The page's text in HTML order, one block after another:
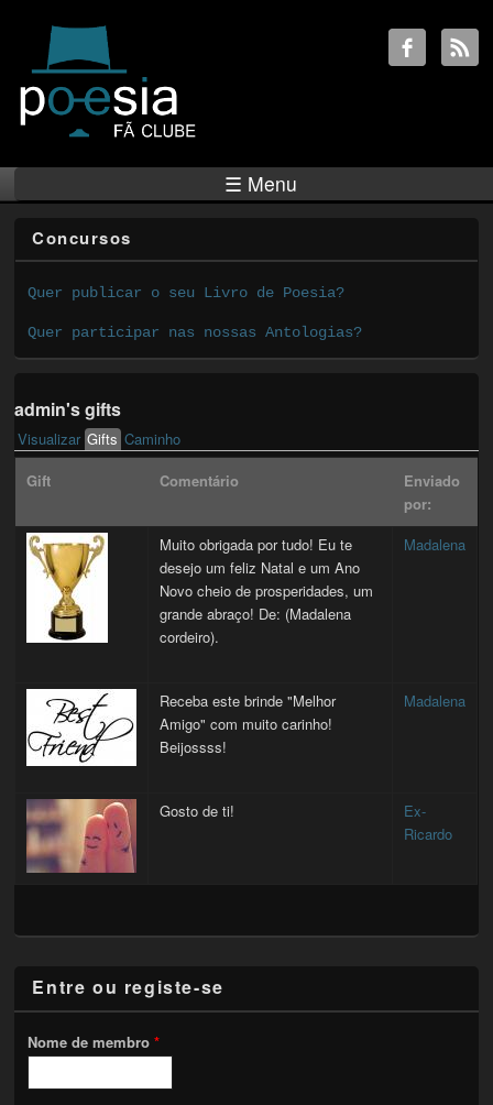
☰ Menu
Concursos
Quer publicar o seu Livro de Poesia?
Quer participar nas nossas Antologias?
admin's gifts
Primary tabs
Visualizar Gifts (active tab)
Caminho
Gift
Comentário
Enviado
por:
Muito obrigada por tudo! Eu te
desejo um feliz Natal e um Ano
Novo cheio de prosperidades, um
grande abraço! De: (Madalena
cordeiro).
Madalena
Receba este brinde "Melhor
Amigo" com muito carinho!
Beijossss!
Madalena
Gosto de ti!
Ex-
Ricardo
Entre ou registe-se
Nome de membro*